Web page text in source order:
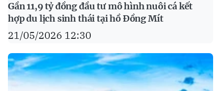
Gần 11,9 tỷ đồng đầu tư mô hình nuôi cá kết
hợp du lịch sinh thái tại hồ Đồng Mít
21/05/2026 12:30